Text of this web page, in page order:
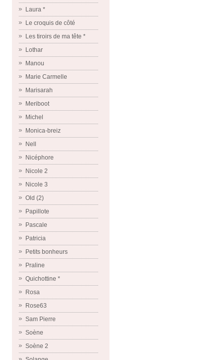
Laura *
Le croquis de côté
Les tiroirs de ma tête *
Lothar
Manou
Marie Carmelle
Marisarah
Meriboot
Michel
Monica-breiz
Nell
Nicéphore
Nicole 2
Nicole 3
Old (2)
Papillote
Pascale
Patricia
Petits bonheurs
Praline
Quichottine *
Rosa
Rose63
Sam Pierre
Soène
Soène 2